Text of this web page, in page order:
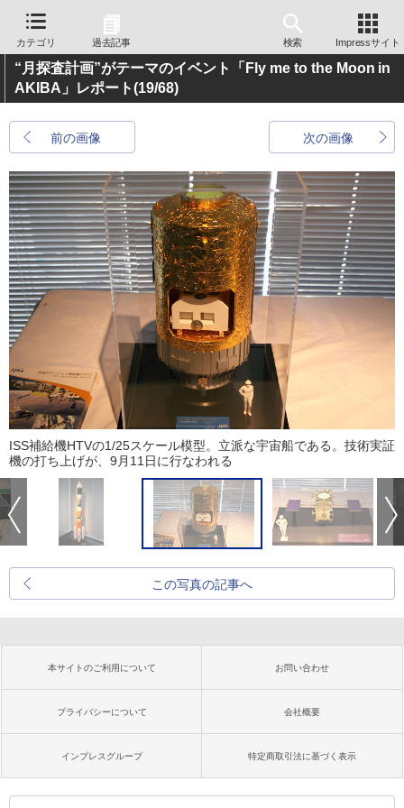
カテゴリ 過去記事 検索 Impressサイト
“月探査計画”がテーマのイベント「Fly me to the Moon in
AKIBA」レポート(19/68)
前の画像 次の画像
ISS補給機HTVの1/25スケール模型。立派な宇宙船である。技術実証
機の打ち上げが、9月11日に行なわれる
この写真の記事へ
本サイトのご利用について お問い合わせ
プライバシーについて 会社概要
インプレスグループ 特定商取引法に基づく表示